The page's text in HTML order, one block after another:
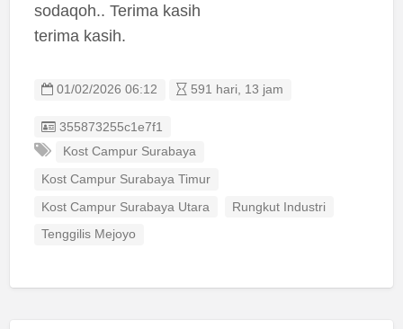
sodaqoh.. Terima kasih
terima kasih.
01/02/2026 06:12 591 hari, 13 jam
Listing ID
355873255c1e7f1
Kost Campur Surabaya
Kost Campur Surabaya Timur
Kost Campur Surabaya Utara Rungkut Industri
Tenggilis Mejoyo